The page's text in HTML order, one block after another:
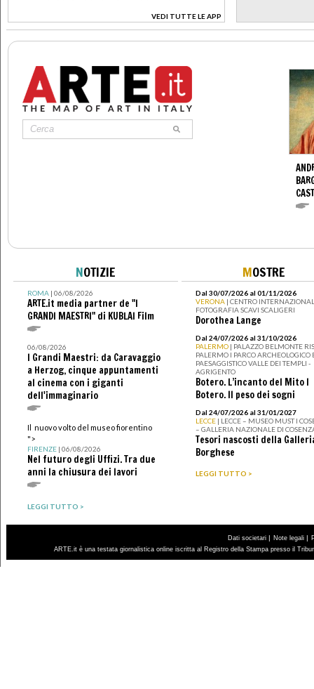
VEDI TUTTE LE APP
>
NOTIZIE
ROMA| 06/08/2026
ARTE.it media partner de "I
GRANDI MAESTRI" di KUBLAI Film
06/08/2026
I Grandi Maestri: da Caravaggio
a Herzog, cinque appuntamenti
al cinema con i giganti
dell'immaginario
Il nuovo volto del museo fiorentino
">
FIRENZE| 06/08/2026
Nel futuro degli Uffizi. Tra due
anni la chiusura dei lavori
LEGGI TUTTO >
MOSTRE
Dal 30/07/2026 al 01/11/2026
VERONA | CENTRO
FOTOGRAFIA SCAVI SCALIGERI
Dorothea Lange
Dal 24/07/2026 al 31/10/2026
PALERMO | PALAZZO BELMONTE
PALERMO I PARCO ARCHEOLOGICO
PAESAGGISTICO VALLE DEI TEMPLI -
AGRIGENTO
Botero. L’incanto del Mito I
Botero. Il peso dei sogni
Dal 24/07/2026 al 31/01/2027
LECCE | LECCE – MUSEO MUST I
– GALLERIA NAZIONALE DI
Tesori nascosti della
Borghese
LEGGI TUTTO >
Dati societari | Note legali |
ARTE.it è una testata giornalistica online iscritta al Registro della Stampa presso il